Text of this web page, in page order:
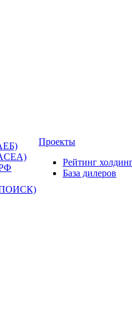
ПОИСК)
Проекты
Рейтинг
База дилеров